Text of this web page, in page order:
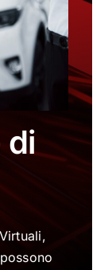
di